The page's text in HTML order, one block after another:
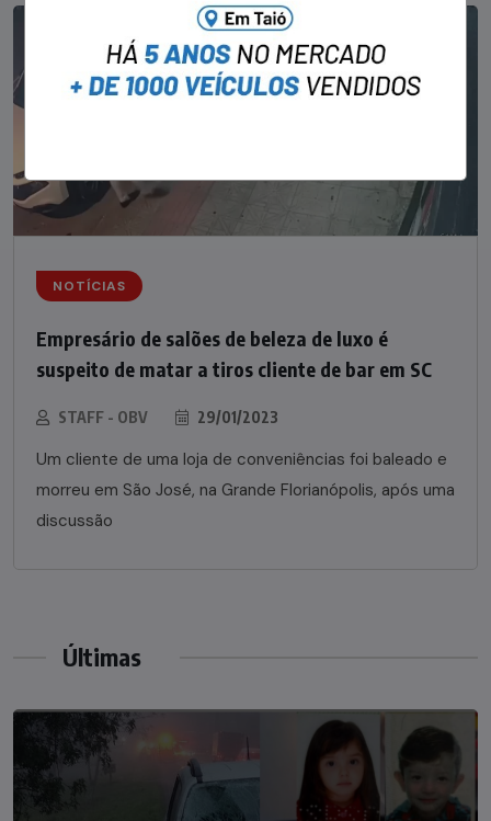
NOTÍCIAS
Empresário de salões de beleza de luxo é
suspeito de matar a tiros cliente de bar em SC
STAFF - OBV 29/01/2023
Um cliente de uma loja de conveniências foi baleado e
morreu em São José, na Grande Florianópolis, após uma
discussão
Últimas